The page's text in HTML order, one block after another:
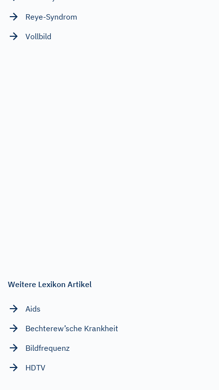
Reye-Syndrom
Vollbild
Weitere Lexikon Artikel
Aids
Bechterew’sche Krankheit
Bildfrequenz
HDTV